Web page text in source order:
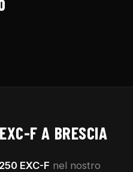
F A BRESCIA
250 EXC-F nel nostro